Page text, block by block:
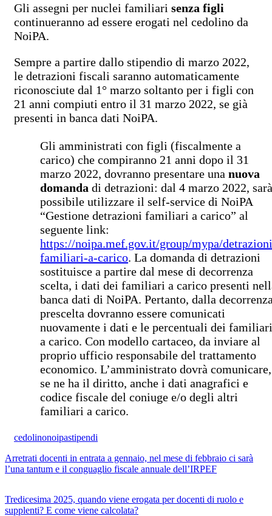
Gli assegni per nuclei familiari senza figli
continueranno ad essere erogati nel cedolino da
NoiPA.
Sempre a partire dallo stipendio di marzo 2022,
le detrazioni fiscali saranno automaticamente
riconosciute dal 1° marzo soltanto per i figli con
21 anni compiuti entro il 31 marzo 2022, se già
presenti in banca dati NoiPA.
Gli amministrati con figli (fiscalmente a
carico) che compiranno 21 anni dopo il 31
marzo 2022, dovranno presentare una nuova
domanda di detrazioni: dal 4 marzo 2022, sarà
possibile utilizzare il self-service di NoiPA
“Gestione detrazioni familiari a carico” al
seguente link:
https://noipa.mef.gov.it/group/mypa/
familiari-a-carico. La domanda di detrazioni
sostituisce a partire dal mese di decorrenza
scelta, i dati dei familiari a carico presenti
banca dati di NoiPA. Pertanto, dalla
prescelta dovranno essere comunicati
nuovamente i dati e le percentuali dei familiari
a carico. Con modello cartaceo, da inviare al
proprio ufficio responsabile del trattamento
economico. L’amministrato dovrà comunicare,
se ne ha il diritto, anche i dati anagrafici e
codice fiscale del coniuge e/o degli altri
familiari a carico.
cedolinonoipastipendi
Arretrati docenti in entrata a gennaio, nel mese di febbraio ci sarà
l’una tantum e il conguaglio fiscale annuale dell’IRPEF
Tredicesima 2025, quando viene erogata per docenti di ruolo e
supplenti? E come viene calcolata?